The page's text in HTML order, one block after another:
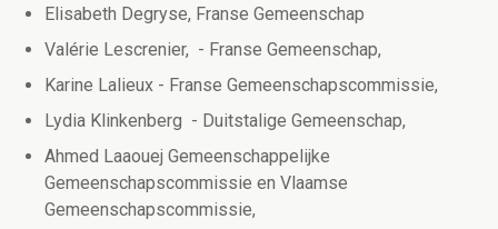
Elisabeth Degryse, Franse Gemeenschap
Valérie Lescrenier, - Franse Gemeenschap,
Karine Lalieux - Franse Gemeenschapscommissie,
Lydia Klinkenberg - Duitstalige Gemeenschap,
Ahmed Laaouej Gemeenschappelijke
Gemeenschapscommissie en Vlaamse
Gemeenschapscommissie,